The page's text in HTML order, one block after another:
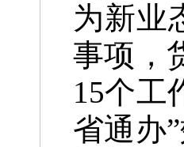
为新业
事项，
15个工
省通办